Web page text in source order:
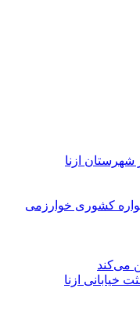
شهرستان ازنا
کشوری خوارزمی
می‌کند
ازنا